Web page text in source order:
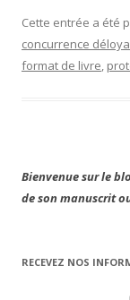
Cette entrée a été
concurrence
format de livre,
Bienvenue sur le
de son manuscrit
RECEVEZ NOS